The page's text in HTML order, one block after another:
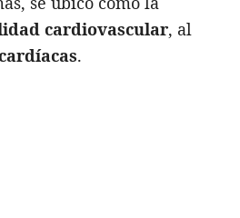
cardiovascular, al
.